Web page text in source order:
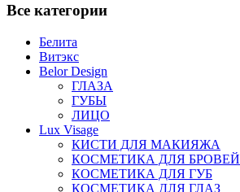
Все категории
Белита
Витэкс
Belor Design
ГЛАЗА
ГУБЫ
ЛИЦО
Lux Visage
КИСТИ ДЛЯ МАКИЯЖА
КОСМЕТИКА ДЛЯ БРОВЕЙ
КОСМЕТИКА ДЛЯ ГУБ
КОСМЕТИКА ДЛЯ ГЛАЗ